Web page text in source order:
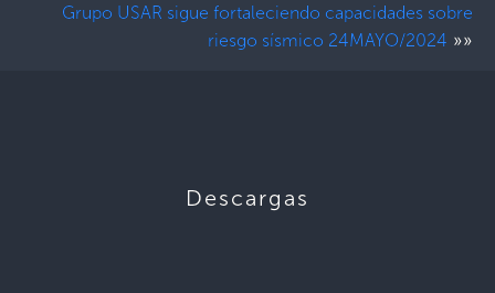
Grupo USAR sigue fortaleciendo capacidades sobre
riesgo sísmico 24MAYO/2024 »»
Descargas